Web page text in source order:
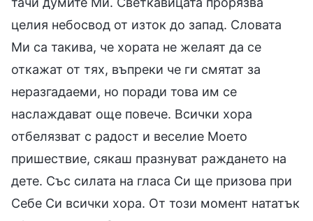
целия небосвод от изток до запад. Словата
Ми са такива, че хората не желаят да се
откажат от тях, въпреки че ги смятат за
неразгадаеми, но поради това им се
наслаждават още повече. Всички хора
отбелязват с радост и веселие Моето
пришествие, сякаш празнуват раждането на
дете. Със силата на гласа Си ще призова при
Себе Си всички хора. От този момент нататък